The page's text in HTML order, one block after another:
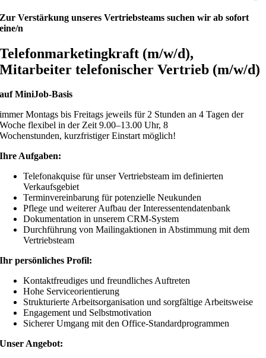
Zur Verstärkung unseres Vertriebsteams suchen wir ab sofort
eine/n
Telefonmarketingkraft (m/w/d),
Mitarbeiter telefonischer Vertrieb (m/w/d)
auf MiniJob-Basis
immer Montags bis Freitags jeweils für 2 Stunden an 4 Tagen der
Woche flexibel in der Zeit 9.00–13.00 Uhr, 8
Wochenstunden, kurzfristiger Einstart möglich!
Ihre Aufgaben:
Telefonakquise für unser Vertriebsteam im definierten
Verkaufsgebiet
Terminvereinbarung für potenzielle Neukunden
Pflege und weiterer Aufbau der Interessentendatenbank
Dokumentation in unserem CRM-System
Durchführung von Mailingaktionen in Abstimmung mit dem
Vertriebsteam
Ihr persönliches Profil:
Kontaktfreudiges und freundliches Auftreten
Hohe Serviceorientierung
Strukturierte Arbeitsorganisation und sorgfältige Arbeitsweise
Engagement und Selbstmotivation
Sicherer Umgang mit den Office-Standardprogrammen
Unser Angebot: